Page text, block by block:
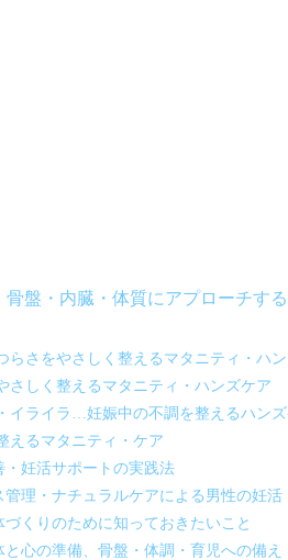
盤・内臓・体質にアプローチす
さをやさしく整えるマタニティ・ハ
しく整えるマタニティ・ハンズケア
ライラ…妊娠中の不調を整えるハン
えるマタニティ・ケア
妊活サポートの実践法
理・ナチュラルケアによる男性の妊活
くりのために知っておきたいこと
心の準備、骨盤・体調・育児への備え